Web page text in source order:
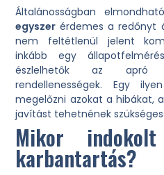
Általánosságban
egyszer érdemes a redőnyt
nem feltétlenül jelent
inkább egy
észlelhetők az apró
rendellenességek. Egy
megelőzni azokat a hibákat,
javítást tehetnének
Mikor
karbantartás?